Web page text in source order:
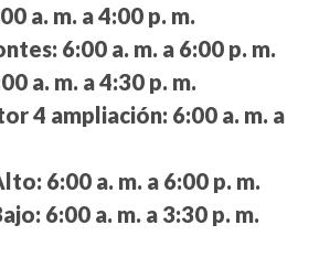
a. m. a 4:00 p. m.
6:00 a. m. a 6:00 p. m.
a. m. a 4:30 p. m.
4 ampliación: 6:00 a. m. a
6:00 a. m. a 6:00 p. m.
6:00 a. m. a 3:30 p. m.